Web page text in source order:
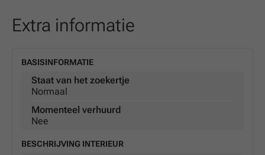
Extra informatie
BASISINFORMATIE
Staat van het zoekertje
Normaal
Momenteel verhuurd
Nee
BESCHRIJVING INTERIEUR